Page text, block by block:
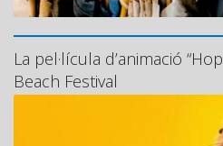
La pel·lícula d’animació
Beach Festival